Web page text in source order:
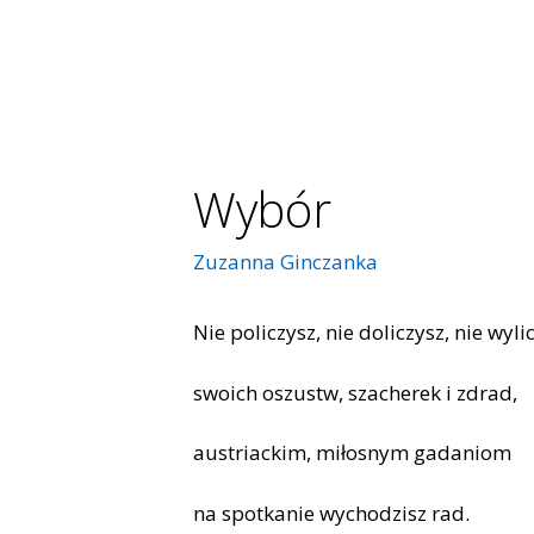
Wybór
Zuzanna Ginczanka
Nie policzysz, nie doliczysz, nie
swoich oszustw, szacherek i zdrad,
austriackim, miłosnym gadaniom
na spotkanie wychodzisz rad.